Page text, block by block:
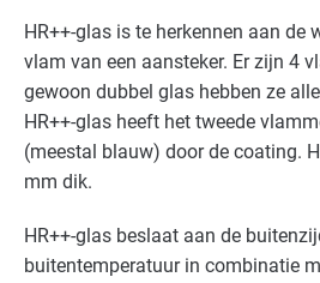
Kantoren Basis
Landbouw - land- en tuinbouw Basis
Landbouw - veeteelt Basis
Onderwijs Basis
HR++-glas is te herkennen aan de
vlam van een aansteker. Er zijn 4
gewoon dubbel glas hebben ze
HR++-glas heeft het tweede
(meestal blauw) door de coating.
mm dik.
HR++-glas beslaat aan de
buitentemperatuur in combinatie